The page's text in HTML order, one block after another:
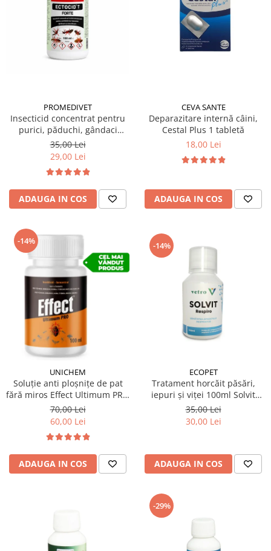
Suplimente și vitamine păsări și
Antidiareice
PROMEDIVET
Insecticid concentrat pentru
purici, păduchi, gândaci
Ectocid Forte T 100 ml
35,00 Lei
29,00 Lei
ADAUGA IN COS
CEVA SANTE
Deparazitare internă câini,
Cestal Plus 1 tabletă
18,00 Lei
ADAUGA IN COS
-14%
UNICHEM
Soluție anti ploșnițe de pat
fără miros Effect Ultimum PRO
100 ml
70,00 Lei
60,00 Lei
ADAUGA IN COS
-14%
ECOPET
Tratament horcăit păsări,
iepuri și viței 100ml Solvit
Respiro
35,00 Lei
30,00 Lei
ADAUGA IN COS
-29%